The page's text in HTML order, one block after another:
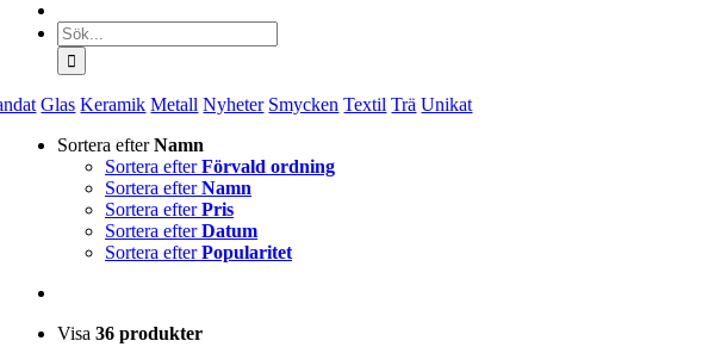
Sök
efter:
Glas Keramik Metall Nyheter Smycken Textil Trä Unikat
Sortera efterNamn
Sortera efterFörvald ordning
Sortera efterNamn
Sortera efterPris
Sortera efterDatum
Sortera efterPopularitet
Visa 36 produkter